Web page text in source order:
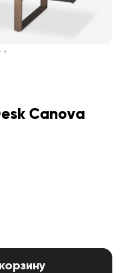
Canova